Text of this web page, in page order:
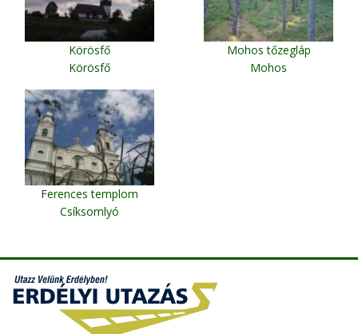
Körösfő
Körösfő
Mohos tőzegláp
Mohos
Ferences templom
Csíksomlyó